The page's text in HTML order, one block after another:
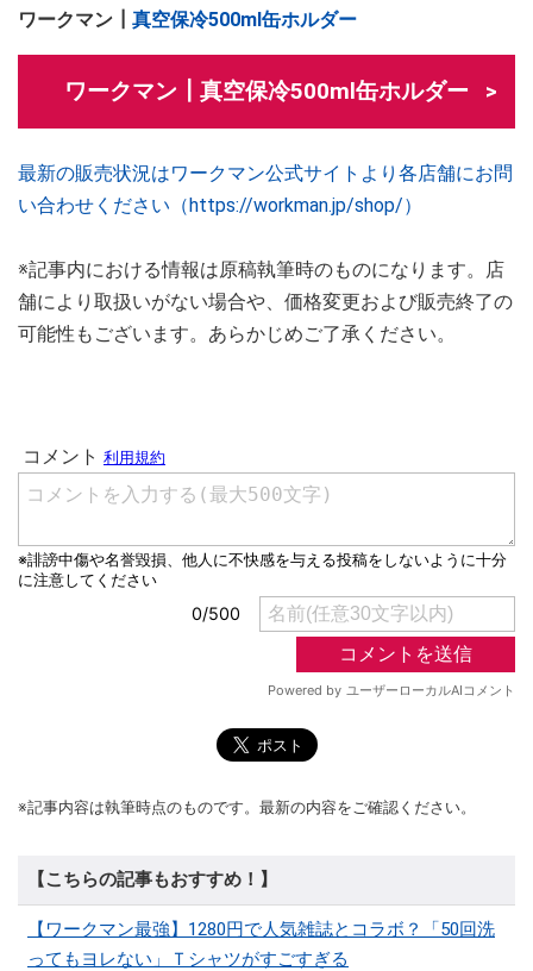
ワークマン┃ 真空保冷500ml缶ホルダー
ワークマン┃真空保冷500ml缶ホルダー
最新の販売状況はワークマン公式サイトより各店舗にお問
い合わせください（https://workman.jp/shop/）
※記事内における情報は原稿執筆時のものになります。店
舗により取扱いがない場合や、価格変更および販売終了の
可能性もございます。あらかじめご了承ください。
※記事内容は執筆時点のものです。最新の内容をご確認ください。
【こちらの記事もおすすめ！】
【ワークマン最強】1280円で人気雑誌とコラボ？「50回洗
ってもヨレない」Ｔシャツがすごすぎる